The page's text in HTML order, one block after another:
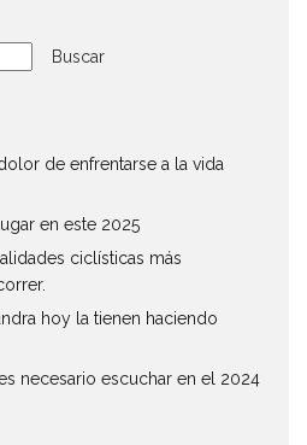
Buscar
de enfrentarse a la vida
en este 2025
ciclísticas más
hoy la tienen haciendo
necesario escuchar en el 2024